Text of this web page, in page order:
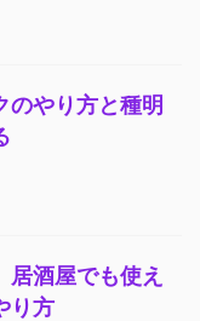
のやり方と種明
酒屋でも使え
り方